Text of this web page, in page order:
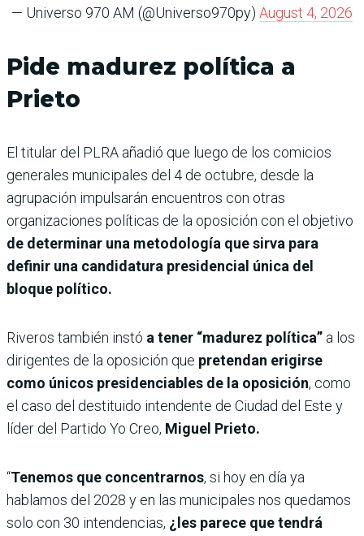
— Universo 970 AM (@Universo970py) August 4, 2026
Pide madurez política a
Prieto
El titular del PLRA añadió que luego de los comicios
generales municipales del 4 de octubre, desde la
agrupación impulsarán encuentros con otras
organizaciones políticas de la oposición con el objetivo
de determinar una metodología que sirva para
definir una candidatura presidencial única del
bloque político.
Riveros también instó a tener “madurez política” a los
dirigentes de la oposición que pretendan erigirse
como únicos presidenciables de la oposición, como
el caso del destituido intendente de Ciudad del Este y
líder del Partido Yo Creo, Miguel Prieto.
“Tenemos que concentrarnos, si hoy en día ya
hablamos del 2028 y en las municipales nos quedamos
solo con 30 intendencias, ¿les parece que tendrá